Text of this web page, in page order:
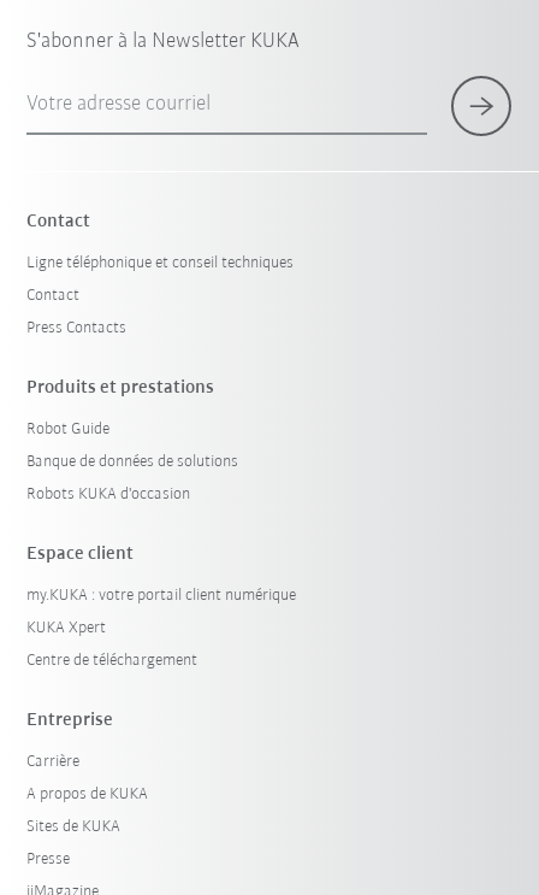
S'abonner à la Newsletter KUKA
Votre adresse courriel
Contact
Ligne téléphonique et conseil techniques
Contact
Press Contacts
Produits et prestations
Robot Guide
Banque de données de solutions
Robots KUKA d'occasion
Espace client
my.KUKA : votre portail client numérique
KUKA Xpert
Centre de téléchargement
Entreprise
Carrière
A propos de KUKA
Sites de KUKA
Presse